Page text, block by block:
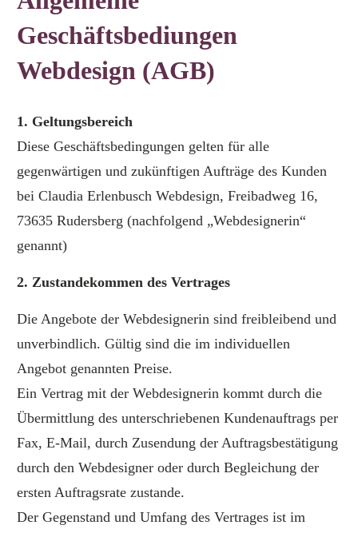
Geschäftsbediungen
Webdesign (AGB)
1. Geltungsbereich
Diese Geschäftsbedingungen gelten für alle
gegenwärtigen und zukünftigen Aufträge des Kunden
bei Claudia Erlenbusch Webdesign, Freibadweg 16,
73635 Rudersberg (nachfolgend „Webdesignerin“
genannt)
2. Zustandekommen des Vertrages
Die Angebote der Webdesignerin sind freibleibend und
unverbindlich. Gültig sind die im individuellen
Angebot genannten Preise.
Ein Vertrag mit der Webdesignerin kommt durch die
Übermittlung des unterschriebenen Kundenauftrags per
Fax, E-Mail, durch Zusendung der Auftragsbestätigung
durch den Webdesigner oder durch Begleichung der
ersten Auftragsrate zustande.
Der Gegenstand und Umfang des Vertrages ist im